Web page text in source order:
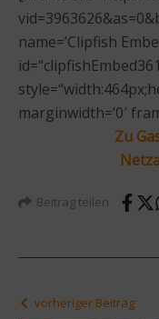
name=’Clipfish
marginwidth=’0′
Zu
Beitrag teilen
vorheriger Beitrag